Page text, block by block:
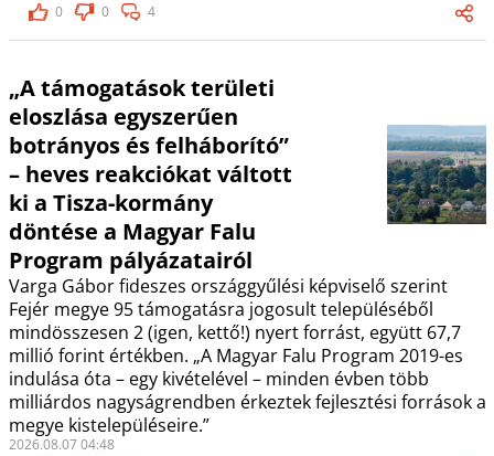
0
0 4
„A támogatások területi
eloszlása egyszerűen
botrányos és felháborító”
– heves reakciókat váltott
ki a Tisza-kormány
döntése a Magyar Falu
Program pályázatairól
Varga Gábor fideszes országgyűlési képviselő szerint
Fejér megye 95 támogatásra jogosult településéből
mindösszesen 2 (igen, kettő!) nyert forrást, együtt 67,7
millió forint értékben. „A Magyar Falu Program 2019-es
indulása óta – egy kivételével – minden évben több
milliárdos nagyságrendben érkeztek fejlesztési források a
megye kistelepüléseire.”
2026.08.07 04:48